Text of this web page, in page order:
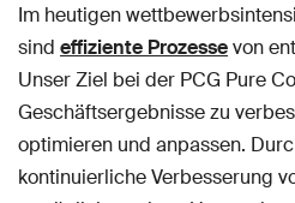
Im heutigen
sind effiziente Prozessevon
Unser Ziel bei der PCG Pure
Geschäftsergebnisse zu
optimieren und anpassen.
kontinuierliche Verbesserung